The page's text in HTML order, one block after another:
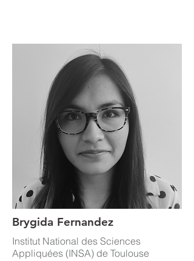
Brygida Fernandez
Institut National des Sciences
Appliquées (INSA) de Toulouse